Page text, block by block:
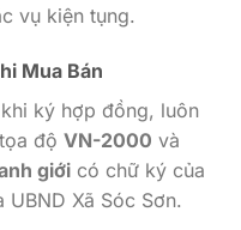
vụ kiện tụng.
Mua Bán
ký hợp đồng, luôn
độ VN-2000 và
giớicó chữ ký của
Xã Sóc Sơn.